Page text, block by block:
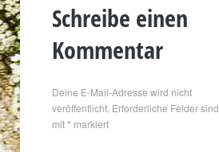
Schreibe einen
Kommentar
Deine E-Mail-Adresse wird nicht
veröffentlicht. Erforderliche Felder sind
mit* markiert